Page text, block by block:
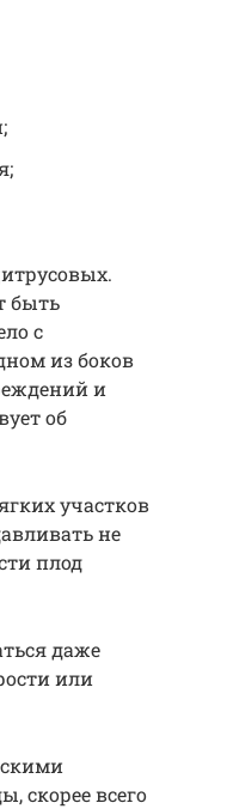
быть
с
из боков
и
об
участков
не
плод
даже
или
скорее всего